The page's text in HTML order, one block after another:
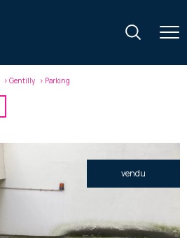
Gentilly Parking
vendu